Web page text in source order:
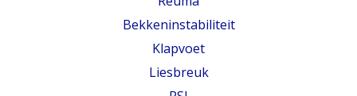
Bekkeninstabiliteit
Klapvoet
Liesbreuk